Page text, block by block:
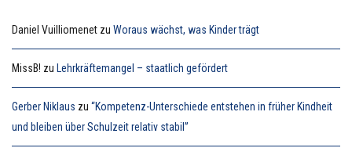
Daniel Vuilliomenet zu Woraus wächst, was Kinder trägt
MissB! zu Lehrkräftemangel – staatlich gefördert
Gerber Niklaus zu “Kompetenz-Unterschiede entstehen in früher Kindheit
und bleiben über Schulzeit relativ stabil”